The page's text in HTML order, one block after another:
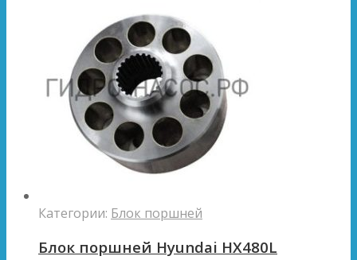
Категории: Блок поршней
Блок поршней Hyundai HX480L